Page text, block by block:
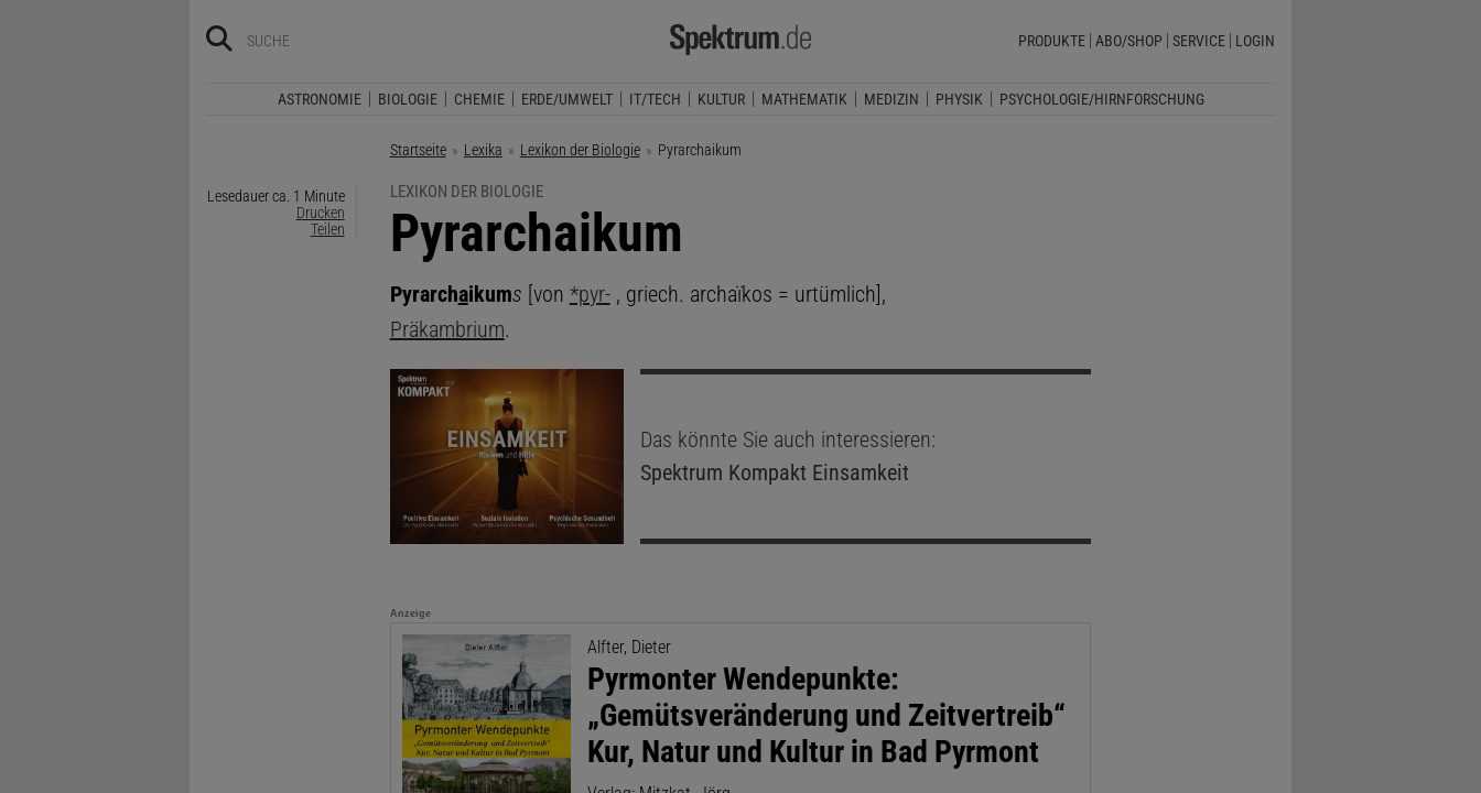
PRODUKTE ABO/SHOP SERVICE LOGIN
ASTRONOMIE BIOLOGIE CHEMIE ERDE/UMWELT IT/TECH KULTUR MATHEMATIK MEDIZIN PHYSIK PSYCHOLOGIE/HIRNFORSCHUNG
Startseite Lexika Lexikon der Biologie Aktuelle Seite:
Pyrarchaikum
Lesedauer ca. 1 Minute
Drucken
Teilen
LEXIKON DER BIOLOGIE
:
Pyrarchaikum
Pyrarchaikums [von *pyr-, griech. archaïkos = urtümlich],
Präkambrium.
Das könnte Sie auch interessieren:
Spektrum Kompakt Einsamkeit
Anzeige
Alfter, Dieter
Pyrmonter Wendepunkte:
„Gemütsveränderung und Zeitvertreib“
Kur, Natur und Kultur in Bad Pyrmont